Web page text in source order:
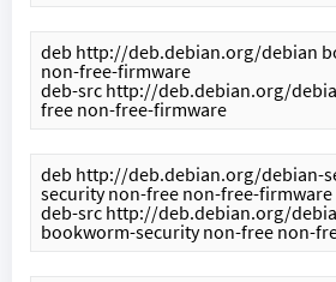
deb http://deb.debian.org/debian
non-free-firmware
deb-src http://deb.debian.org/
free non-free-firmware
deb http://deb.debian.org/debian-
security non-free non-free-firmware
deb-src http://deb.debian.org/
bookworm-security non-free non-